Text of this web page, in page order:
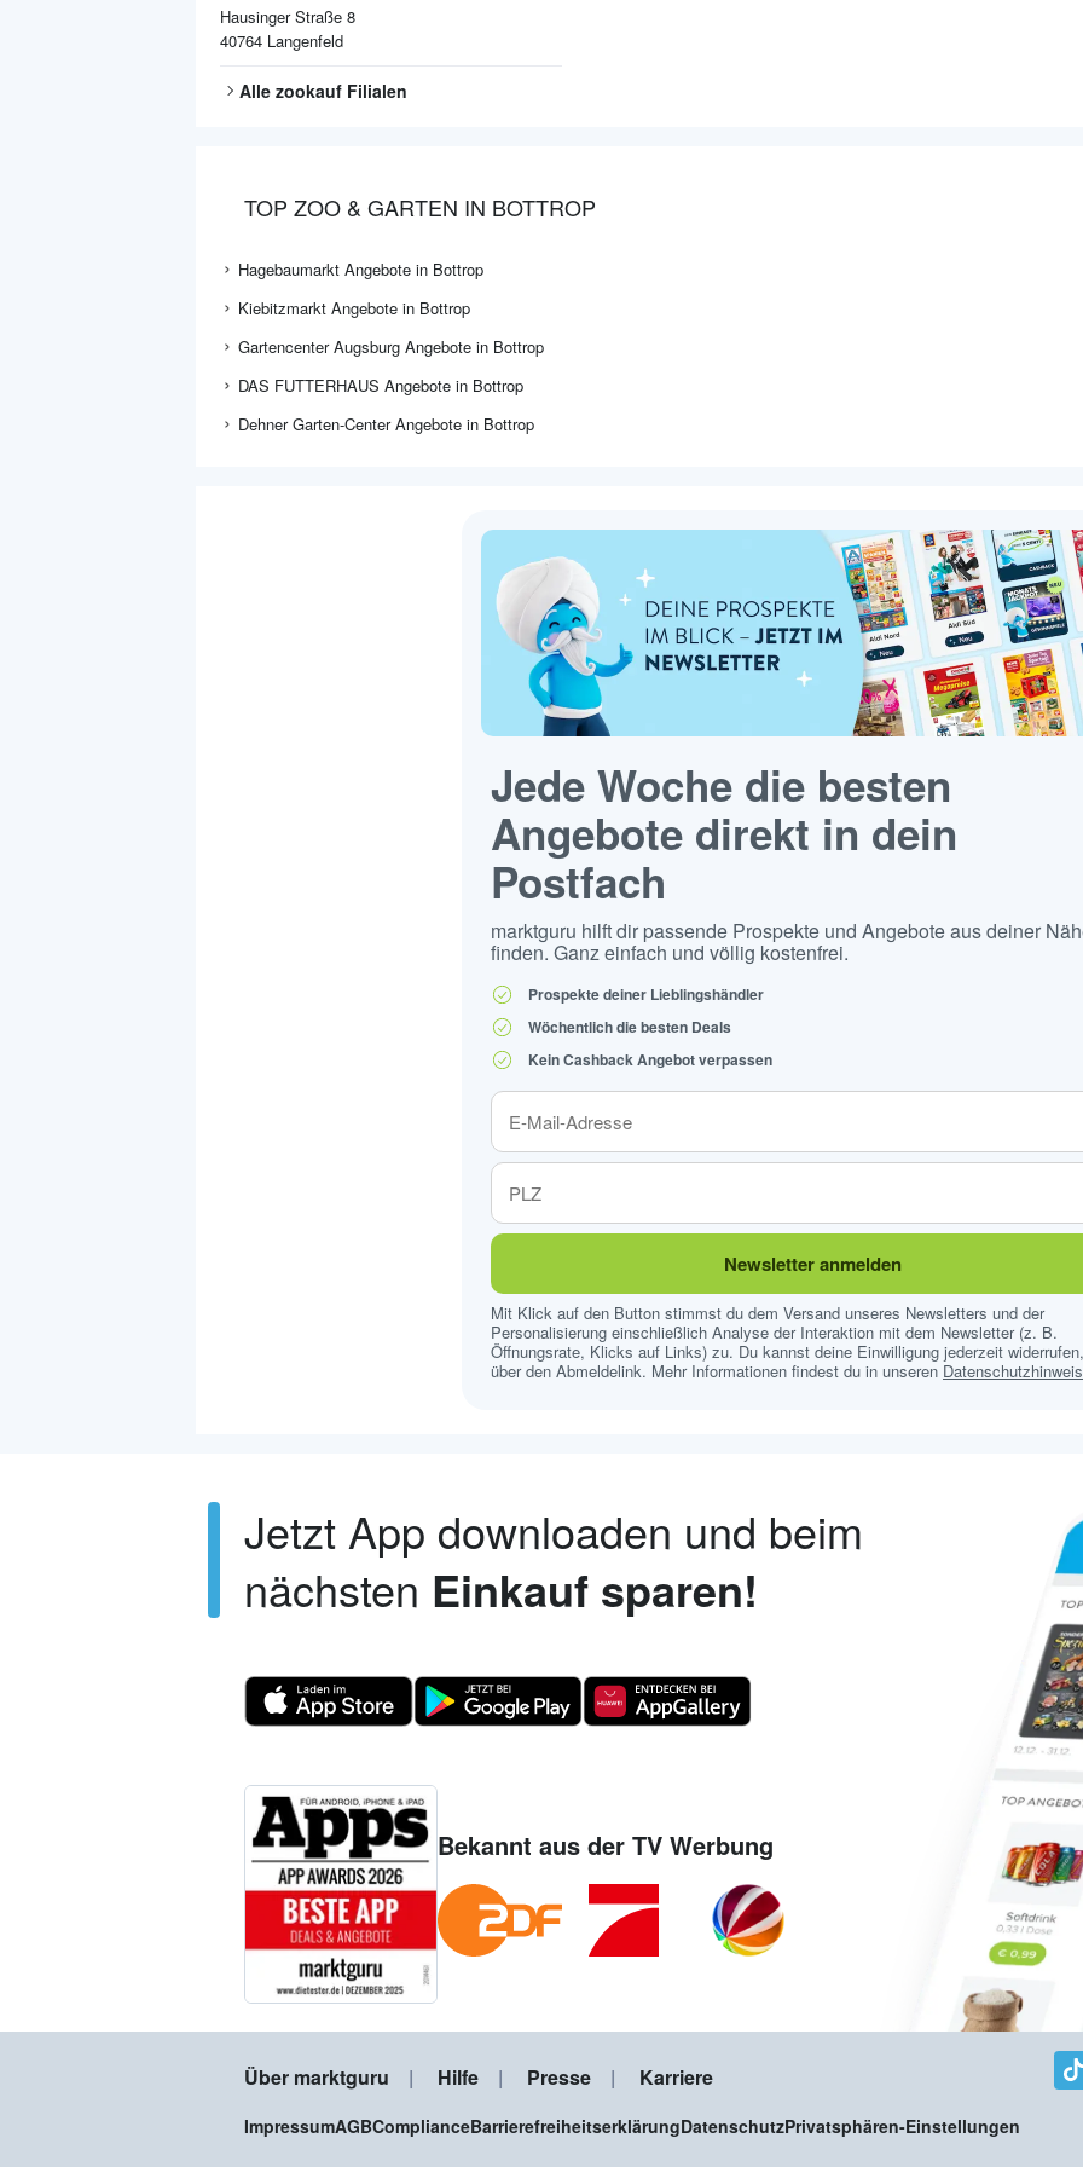
Hausinger Straße 8
40764 Langenfeld
Alle zookauf Filialen
TOP ZOO & GARTEN IN BOTTROP
Hagebaumarkt Angebote in Bottrop
Kiebitzmarkt Angebote in Bottrop
Gartencenter Augsburg Angebote in Bottrop
DAS FUTTERHAUS Angebote in Bottrop
Dehner Garten-Center Angebote in Bottrop
Jede Woche die besten
Angebote direkt in dein
Postfach
marktguru hilft dir passende Prospekte und Angebote aus deiner
finden. Ganz einfach und völlig kostenfrei.
Prospekte deiner Lieblingshändler
Wöchentlich die besten Deals
Kein Cashback Angebot verpassen
Newsletter anmelden
Mit Klick auf den Button stimmst du dem Versand unseres Newsletters und der
Personalisierung einschließlich Analyse der Interaktion mit dem Newsletter (z. B.
Öffnungsrate, Klicks auf Links) zu. Du kannst deine Einwilligung jederzeit
über den Abmeldelink. Mehr Informationen findest du in unseren
Jetzt App downloaden und beim
nächsten Einkauf sparen!
Bekannt aus der TV Werbung
Über marktguru Hilfe Presse Karriere
ImpressumAGBComplianceBarrierefreiheitserklärungDatenschutzPrivatsphären-Einstellungen